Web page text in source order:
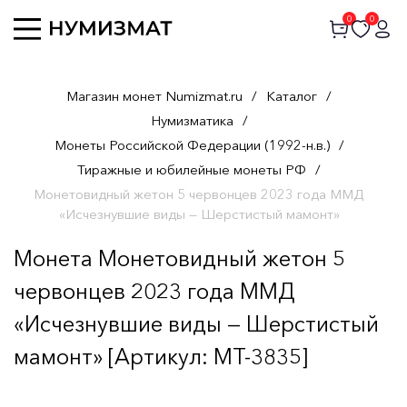
0 0
Магазин монет Numizmat.ru / Каталог /
Нумизматика /
Монеты Российской Федерации (1992-н.в.) /
Тиражные и юбилейные монеты РФ /
Монетовидный жетон 5 червонцев 2023 года ММД
«Исчезнувшие виды — Шерстистый мамонт»
Монета Монетовидный жетон 5
червонцев 2023 года ММД
«Исчезнувшие виды — Шерстистый
мамонт» [Артикул: MT-3835]